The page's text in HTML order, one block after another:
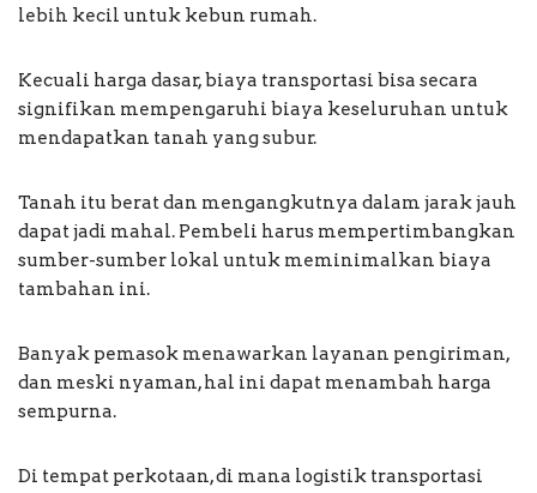
lebih kecil untuk kebun rumah.
Kecuali harga dasar, biaya transportasi bisa secara
signifikan mempengaruhi biaya keseluruhan untuk
mendapatkan tanah yang subur.
Tanah itu berat dan mengangkutnya dalam jarak jauh
dapat jadi mahal. Pembeli harus mempertimbangkan
sumber-sumber lokal untuk meminimalkan biaya
tambahan ini.
Banyak pemasok menawarkan layanan pengiriman,
dan meski nyaman, hal ini dapat menambah harga
sempurna.
Di tempat perkotaan, di mana logistik transportasi